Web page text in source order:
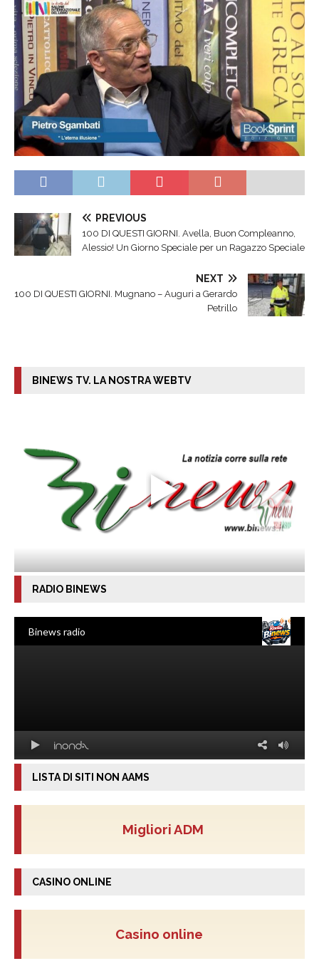
PREVIOUS
100 DI QUESTI GIORNI. Avella, Buon Compleanno,
Alessio! Un Giorno Speciale per un Ragazzo Speciale
NEXT
100 DI QUESTI GIORNI. Mugnano – Auguri a Gerardo
Petrillo
BINEWS TV. LA NOSTRA WEBTV
RADIO BINEWS
LISTA DI SITI NON AAMS
Migliori ADM
CASINO ONLINE
Casino online